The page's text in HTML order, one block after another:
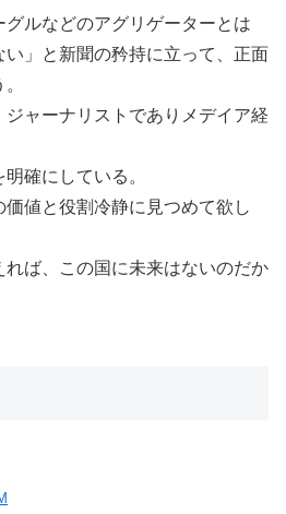
ルなどのアグリゲーターとは
」と新聞の矜持に立って、正面
ャーナリストでありメデイア経
確にしている。
価値と役割冷静に見つめて欲し
ば、この国に未来はないのだか